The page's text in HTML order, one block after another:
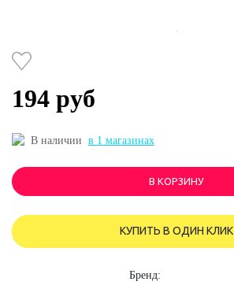
194 руб
В наличии в 1 магазинах
В КОРЗИНУ
КУПИТЬ В ОДИН КЛИК
Бренд: